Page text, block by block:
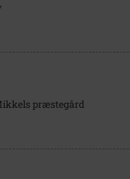
præstegård